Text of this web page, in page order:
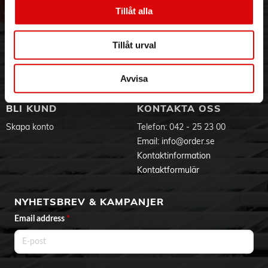
Tillåt alla
Tillåt urval
Avvisa
Visselblåsning
Aktuellt på Order
Godsefterlysning & Felleverans
Integritetspolicy
Om cookies
BLI KUND
Skapa konto
KONTAKTA OSS
Telefon: 042 - 25 23 00
Email: info@order.se
Kontaktinformation
Kontaktformulär
NYHETSBREV & KAMPANJER
Email address *